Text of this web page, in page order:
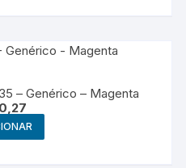
– Genérico – Magenta